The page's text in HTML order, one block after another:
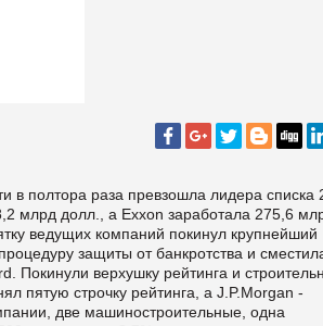
в полтора раза превзошла лидера списка
млрд долл., а Exxon заработала 275,6
ведущих компаний покинул крупнейший
защиты от банкротства и
Покинули верхушку рейтинга и
пятую строчку рейтинга, а J.P.Morgan -
две машиностроительные, одна